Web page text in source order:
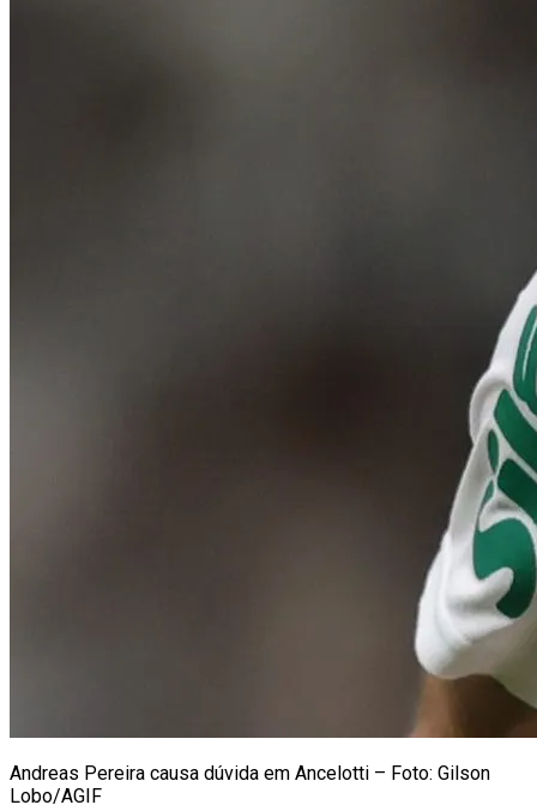
Andreas Pereira causa dúvida em Ancelotti – Foto: Gilson
Lobo/AGIF